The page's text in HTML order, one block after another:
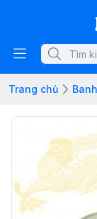
Trang chủ